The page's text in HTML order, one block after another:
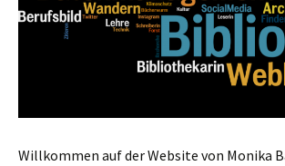
Willkommen auf der Website von Monika